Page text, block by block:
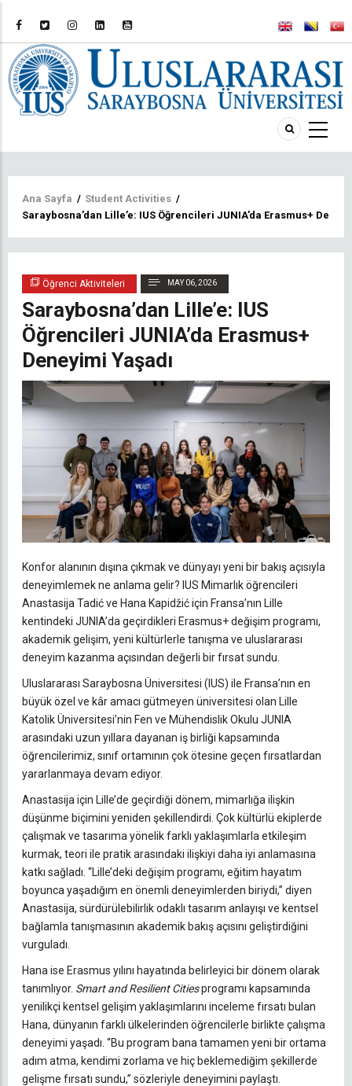
Sayfa
yolu
Ana Sayfa / Student Activities /
Saraybosna’dan Lille’e: IUS Öğrencileri JUNIA’da Erasmus+
Öğrenci Aktiviteleri MAY 06, 2026
Saraybosna’dan Lille’e: IUS
Öğrencileri JUNIA’da Erasmus+
Deneyimi Yaşadı
Konfor alanının dışına çıkmak ve dünyayı yeni bir bakış açısıyla
deneyimlemek ne anlama gelir? IUS Mimarlık öğrencileri
Anastasija Tadić ve Hana Kapidžić için Fransa’nın Lille
kentindeki JUNIA’da geçirdikleri Erasmus+ değişim programı,
akademik gelişim, yeni kültürlerle tanışma ve uluslararası
deneyim kazanma açısından değerli bir fırsat sundu.
Uluslararası Saraybosna Üniversitesi (IUS) ile Fransa’nın en
büyük özel ve kâr amacı gütmeyen üniversitesi olan Lille
Katolik Üniversitesi’nin Fen ve Mühendislik Okulu JUNIA
arasındaki uzun yıllara dayanan iş birliği kapsamında
öğrencilerimiz, sınıf ortamının çok ötesine geçen fırsatlardan
yararlanmaya devam ediyor.
Anastasija için Lille’de geçirdiği dönem, mimarlığa ilişkin
düşünme biçimini yeniden şekillendirdi. Çok kültürlü ekiplerde
çalışmak ve tasarıma yönelik farklı yaklaşımlarla etkileşim
kurmak, teori ile pratik arasındaki ilişkiyi daha iyi anlamasına
katkı sağladı. “Lille’deki değişim programı, eğitim hayatım
boyunca yaşadığım en önemli deneyimlerden biriydi,” diyen
Anastasija, sürdürülebilirlik odaklı tasarım anlayışı ve kentsel
bağlamla tanışmasının akademik bakış açısını geliştirdiğini
vurguladı.
Hana ise Erasmus yılını hayatında belirleyici bir dönem olarak
tanımlıyor. Smart and Resilient Citiesprogramı kapsamında
yenilikçi kentsel gelişim yaklaşımlarını inceleme fırsatı bulan
Hana, dünyanın farklı ülkelerinden öğrencilerle birlikte çalışma
deneyimi yaşadı. “Bu program bana tamamen yeni bir ortama
adım atma, kendimi zorlama ve hiç beklemediğim şekillerde
gelişme fırsatı sundu,” sözleriyle deneyimini paylaştı.